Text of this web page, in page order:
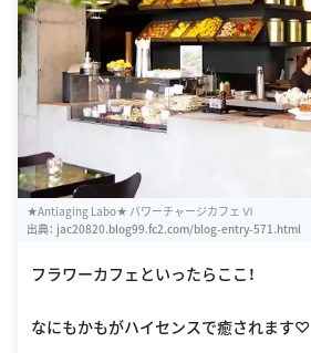
★Antiaging Labo★ パワーチャージカフェ Ⅵ
出典： jac20820.blog99.fc2.com/blog-entry-571.html
フラワーカフェといったらここ！
なにもかもがハイセンスで癒されます♡